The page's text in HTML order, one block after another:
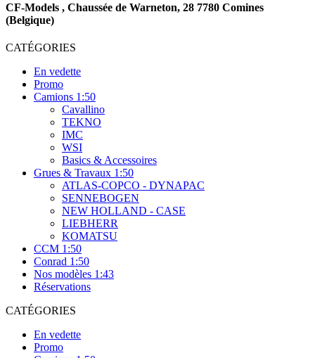
CF-Models , Chaussée de Warneton, 28 7780 Comines
(Belgique)
CATÉGORIES
En vedette
Promo
Camions 1:50
Cavallino
TEKNO
IMC
WSI
Basics & Accessoires
Grues & Travaux 1:50
ATLAS-COPCO - DYNAPAC
SENNEBOGEN
NEW HOLLAND - CASE
LIEBHERR
KOMATSU
CCM 1:50
Conrad 1:50
Nos modèles 1:43
Réservations
CATÉGORIES
En vedette
Promo